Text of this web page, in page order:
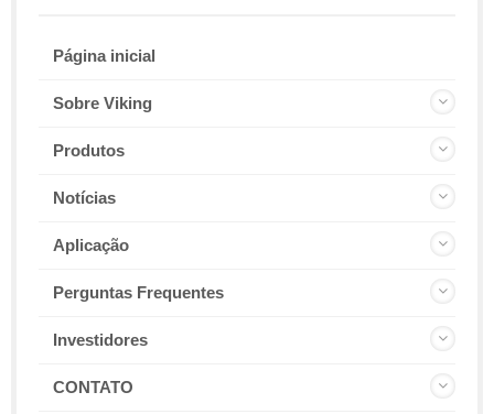
Página inicial
Sobre Viking
Produtos
Notícias
Aplicação
Perguntas Frequentes
Investidores
CONTATO